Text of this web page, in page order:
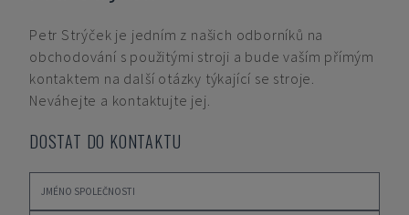
Petr Strýček je jedním z našich odborníků na
obchodování s použitými stroji a bude vaším přímým
kontaktem na další otázky týkající se stroje.
Neváhejte a kontaktujte jej.
DOSTAT DO KONTAKTU